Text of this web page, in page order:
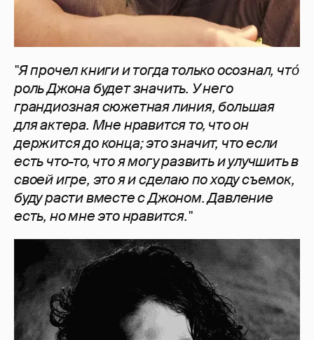
"Я прочел книги и тогда только осознал, что́
роль Джона будет значить. У него
грандиозная сюжетная линия, большая
для актера. Мне нравится то, что он
держится до конца; это значит, что если
есть что-то, что я могу развить и улучшить в
своей игре, это я и сделаю по ходу съемок,
буду расти вместе с Джоном. Давление
есть, но мне это нравится."